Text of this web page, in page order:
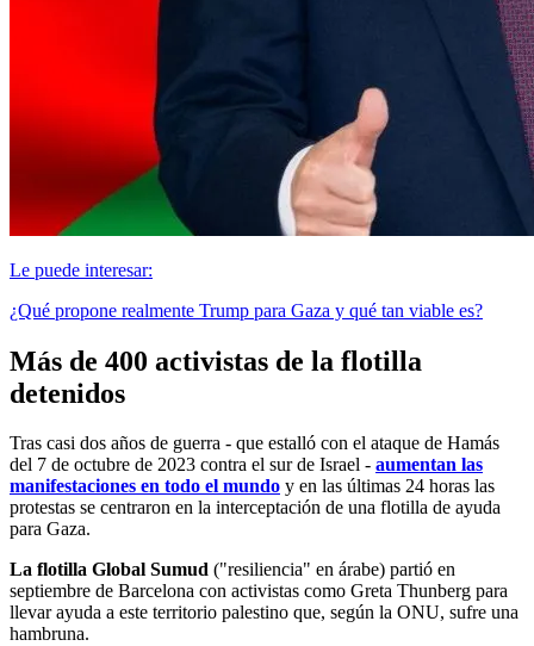
Le puede interesar:
¿Qué propone realmente Trump para Gaza y qué tan viable es?
Más de 400 activistas de la flotilla
detenidos
Tras casi dos años de guerra - que estalló con el ataque de Hamás
del 7 de octubre de 2023 contra el sur de Israel - aumentan las
manifestaciones en todo el mundo y en las últimas 24 horas las
protestas se centraron en la interceptación de una flotilla de ayuda
para Gaza.
La flotilla Global Sumud ("resiliencia" en árabe) partió en
septiembre de Barcelona con activistas como Greta Thunberg para
llevar ayuda a este territorio palestino que, según la ONU, sufre una
hambruna.